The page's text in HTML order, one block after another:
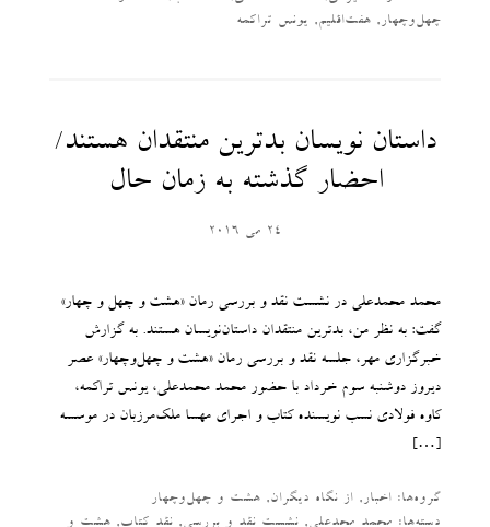
چهل‌وچهار, هفت‌اقلیم, یونس تراکمه
داستان نویسان بدترین منتقدان هستند/
احضار گذشته به زمان حال
24 می 2016
محمد محمدعلی در نشست نقد و بررسی رمان «هشت و چهل و چهار»
گفت: به نظر من، بدترین منتقدان داستان‌نویسان هستند. به گزارش
خبرگزاری مهر، جلسه نقد و بررسی رمان «هشت و چهل‌وچهار» عصر
دیروز دوشنبه سوم خرداد با حضور محمد محمدعلی، یونس تراکمه،
کاوه فولادی نسب نویسنده کتاب و اجرای مهسا ملک‌مرزبان در موسسه
[…]
گروه‌ها: اخبار, از نگاه دیگران, هشت و چهل‌وچهار
دسته‌‌ها: محمد محدعلی, نشست نقد و بررسی, نقد کتاب, هشت و